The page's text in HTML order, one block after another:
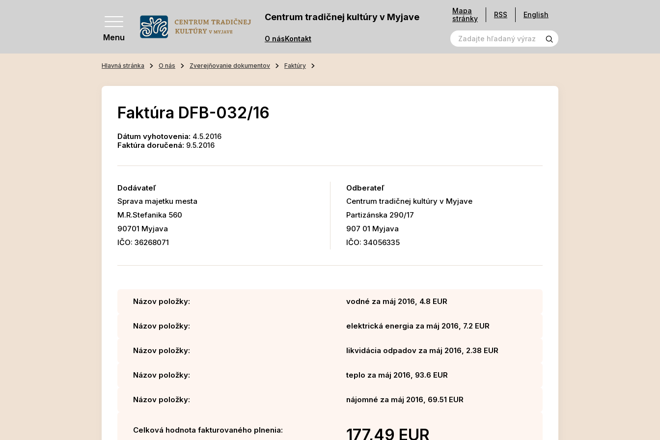
Menu
Centrum tradičnej kultúry v Myjave
O násKontakt
Mapa
stránky
RSS English
Hlavná stránka O nás Zverejňovanie dokumentov Faktúry
Faktúra DFB-032/16
Dátum vyhotovenia: 4.5.2016
Faktúra doručená: 9.5.2016
Dodávateľ
Sprava majetku mesta
M.R.Stefanika 560
90701 Myjava
IČO: 36268071
Odberateľ
Centrum tradičnej kultúry v Myjave
Partizánska 290/17
907 01 Myjava
IČO: 34056335
Názov položky: vodné za máj 2016, 4.8 EUR
Názov položky: elektrická energia za máj 2016, 7.2 EUR
Názov položky: likvidácia odpadov za máj 2016, 2.38 EUR
Názov položky: teplo za máj 2016, 93.6 EUR
Názov položky: nájomné za máj 2016, 69.51 EUR
Celková hodnota fakturovaného plnenia: 177,49 EUR